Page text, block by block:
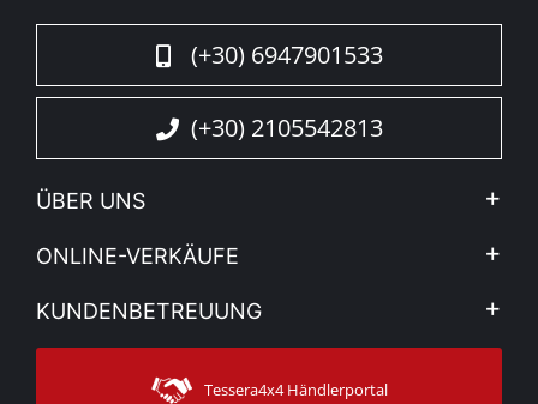
(+30) 6947901533
(+30) 2105542813
ÜBER UNS
Firma
Sehen Sie unsere Nachrichten
Sitemap
ONLINE-VERKÄUFE
Mein Konto
Versandarten
KUNDENBETREUUNG
Kontakt
Kundendienst
Tessera4x4 Händlerportal